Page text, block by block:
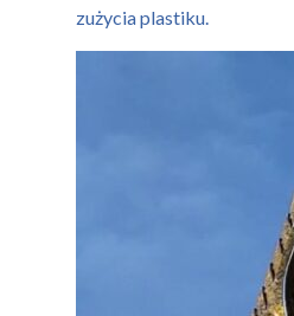
zużycia plastiku.